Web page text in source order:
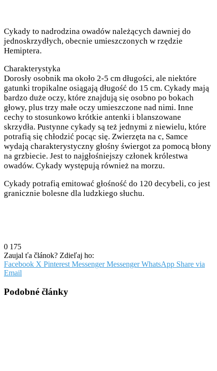
Cykady to nadrodzina owadów należących dawniej do
jednoskrzydłych, obecnie umieszczonych w rzędzie
Hemiptera.
Charakterystyka
Dorosły osobnik ma około 2-5 cm długości, ale niektóre
gatunki tropikalne osiągają długość do 15 cm. Cykady mają
bardzo duże oczy, które znajdują się osobno po bokach
głowy, plus trzy małe oczy umieszczone nad nimi. Inne
cechy to stosunkowo krótkie antenki i blanszowane
skrzydła. Pustynne cykady są też jednymi z niewielu, które
potrafią się chłodzić pocąc się. Zwierzęta na c, Samce
wydają charakterystyczny głośny świergot za pomocą błony
na grzbiecie. Jest to najgłośniejszy członek królestwa
owadów. Cykady występują również na morzu.
Cykady potrafią emitować głośność do 120 decybeli, co jest
granicznie bolesne dla ludzkiego słuchu.
0 175
Zaujal ťa článok? Zdieľaj ho:
Facebook X Pinterest Messenger Messenger WhatsApp Share via
Email
Podobné články